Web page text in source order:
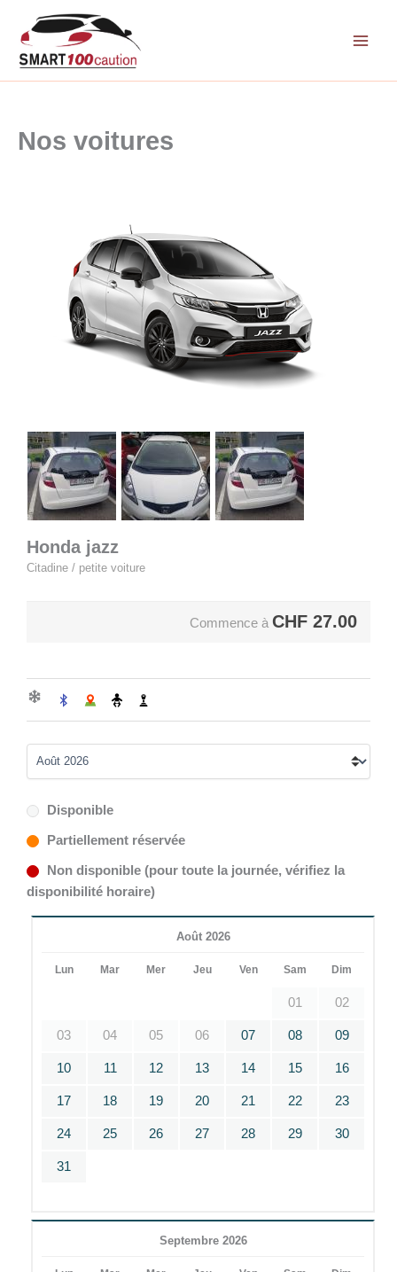
contenu
Nos voitures
Honda jazz
Citadine / petite voiture
Commence à CHF 27.00
Disponible
Partiellement réservée
Non disponible (pour toute la journée, vérifiez la
disponibilité horaire)
Août 2026
Lun Mar Mer Jeu Ven Sam Dim
01 02
03 04 05 06 07 08 09
10 11 12 13 14 15 16
17 18 19 20 21 22 23
24 25 26 27 28 29 30
31
Septembre 2026